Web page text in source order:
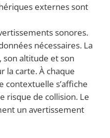
externes sont
sonores.
nécessaires. La
son altitude et son
la carte. À chaque
contextuelle s’affiche
risque de collision. Le
un avertissement